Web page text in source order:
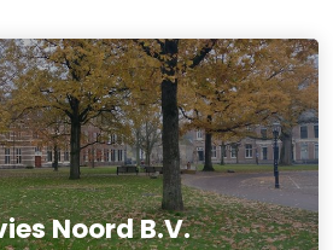
Noord B.V.